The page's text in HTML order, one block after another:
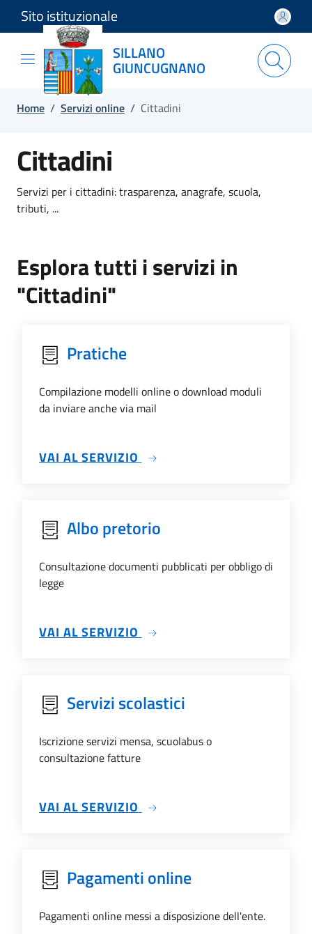
Salta e vai al contenuto
Salta e vai al footer
Sito istituzionale
SILLANO
GIUNCUGNANO
Home / Servizi online / Cittadini
Cittadini
Servizi per i cittadini: trasparenza, anagrafe, scuola,
tributi, ...
Esplora tutti i servizi in
"Cittadini"
Pratiche
Compilazione modelli online o download moduli
da inviare anche via mail
VAI AL SERVIZIO SU PRATICHE
Albo pretorio
Consultazione documenti pubblicati per obbligo di
legge
VAI AL SERVIZIO SU ALBO PRETORIO
Servizi scolastici
Iscrizione servizi mensa, scuolabus o
consultazione fatture
VAI AL SERVIZIO SU SERVIZI SCOLASTICI
Pagamenti online
Pagamenti online messi a disposizione dell'ente.